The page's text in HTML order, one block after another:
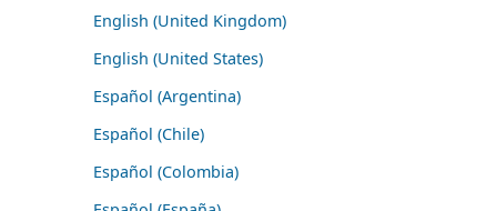
English (United Kingdom)
English (United States)
Español (Argentina)
Español (Chile)
Español (Colombia)